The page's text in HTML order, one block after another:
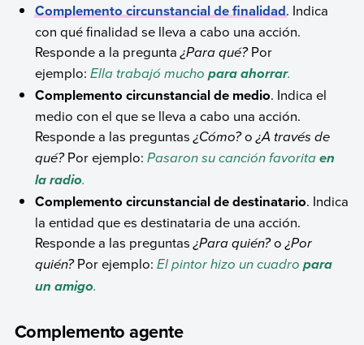
Complemento circunstancial de finalidad. Indica
con qué finalidad se lleva a cabo una acción.
Responde a la pregunta¿Para qué?Por
ejemplo: Ella trabajó muchopara ahorrar.
Complemento circunstancial de medio. Indica el
medio con el que se lleva a cabo una acción.
Responde a las preguntas¿Cómo?o¿A través de
qué?Por ejemplo:Pasaron su canción favorita en
la radio.
Complemento circunstancial de destinatario. Indica
la entidad que es destinataria de una acción.
Responde a las preguntas¿Para quién?o¿Por
quién?Por ejemplo:El pintor hizo un cuadropara
un amigo.
Complemento agente